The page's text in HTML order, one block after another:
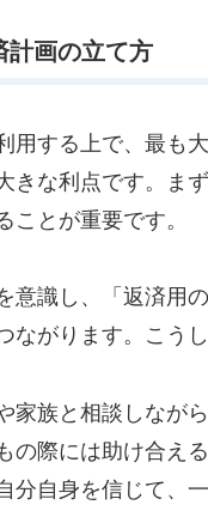
計画の立て方
用する上で、最も
きな利点です。ま
ことが重要です。
意識し、「返済用
ながります。こう
家族と相談しなが
の際には助け合え
分自身を信じて、